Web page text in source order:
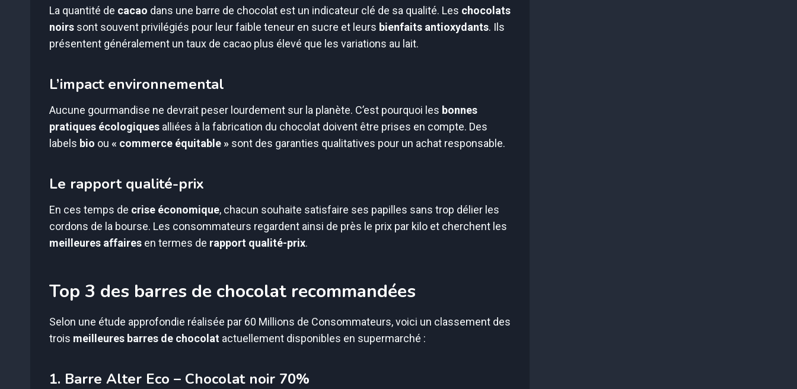
La quantité de cacao dans une barre de chocolat est un indicateur clé de sa qualité. Les chocolats
noirs sont souvent privilégiés pour leur faible teneur en sucre et leurs bienfaits antioxydants. Ils
présentent généralement un taux de cacao plus élevé que les variations au lait.
L’impact environnemental
Aucune gourmandise ne devrait peser lourdement sur la planète. C’est pourquoi les bonnes
pratiques écologiques alliées à la fabrication du chocolat doivent être prises en compte. Des
labels bio ou « commerce équitable » sont des garanties qualitatives pour un achat responsable.
Le rapport qualité-prix
En ces temps de crise économique, chacun souhaite satisfaire ses papilles sans trop délier les
cordons de la bourse. Les consommateurs regardent ainsi de près le prix par kilo et cherchent les
meilleures affaires en termes de rapport qualité-prix.
Top 3 des barres de chocolat recommandées
Selon une étude approfondie réalisée par 60 Millions de Consommateurs, voici un classement des
trois meilleures barres de chocolat actuellement disponibles en supermarché :
1. Barre Alter Eco – Chocolat noir 70%